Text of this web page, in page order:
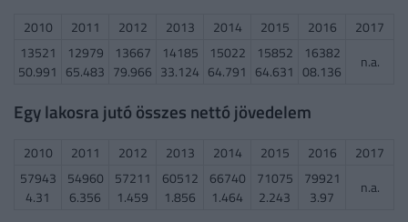
2010 2011 2012 2013 2014 2015 2016
2017
13521
50.991
12979
65.483
13667
79.966
14185
33.124
15022
64.791
15852
64.631
16382
08.136
n.a.
Egy lakosra jutó összes nettó jövedelem
2010 2011 2012 2013 2014 2015 2016
2017
57943
4.31
54960
6.356
57211
1.459
60512
1.856
66740
1.464
71075
2.243
79921
3.97
n.a.